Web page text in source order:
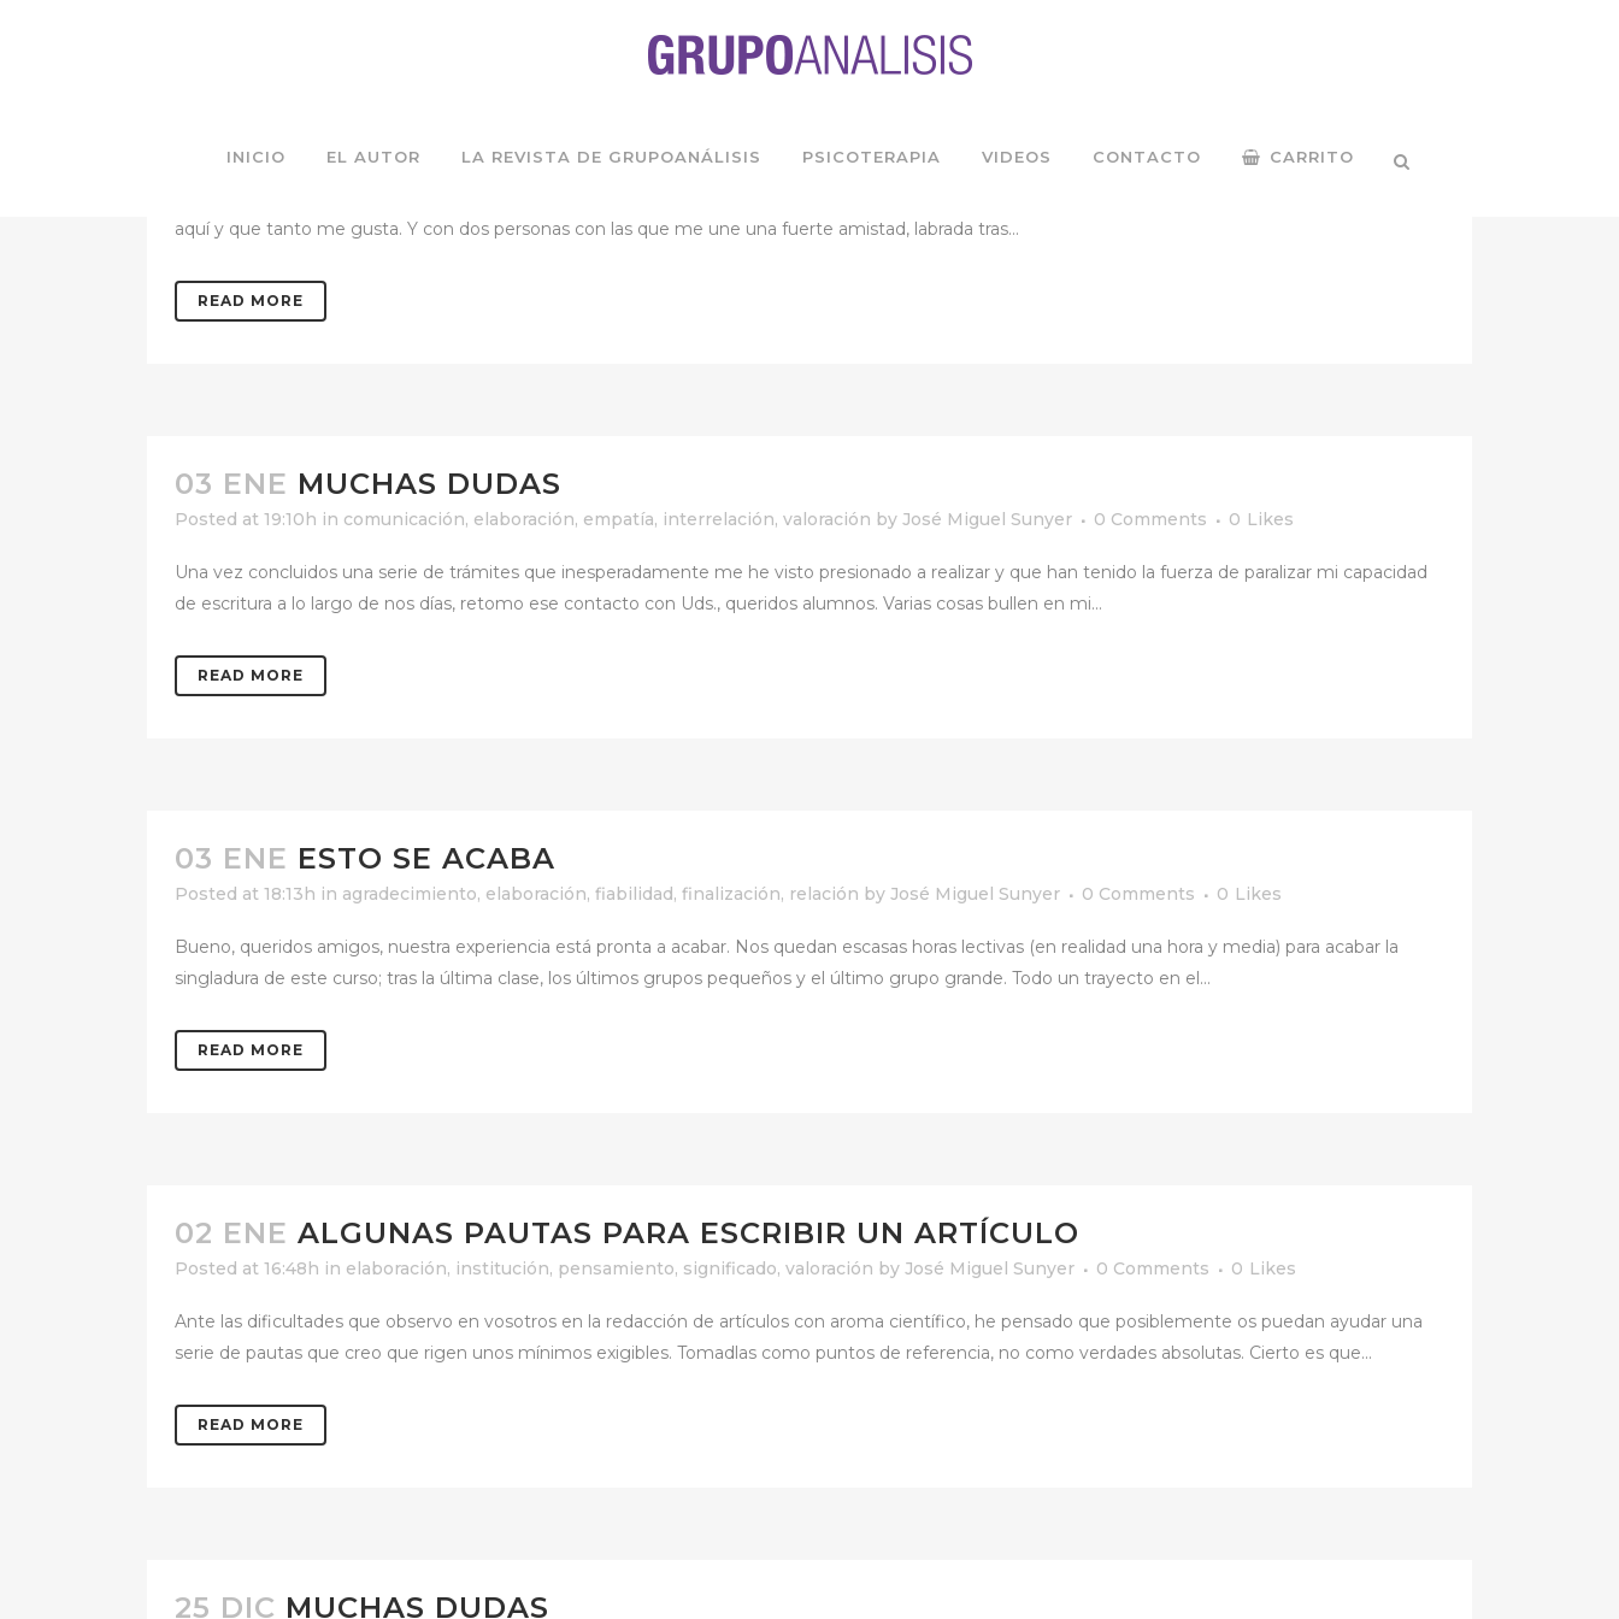
INICIO EL AUTOR LA REVISTA DE GRUPOANÁLISIS PSICOTERAPIA VIDEOS CONTACTO CARRITO
José Miguel Sunyer
aquí y que tanto me gusta. Y con dos personas con las que me une una fuerte amistad, labrada tras...
READ MORE
03 ENE MUCHAS DUDAS
Posted at 19:10h in comunicación, elaboración, empatía, interrelación, valoración by José Miguel Sunyer 0 Comments 0 Likes
Una vez concluidos una serie de trámites que inesperadamente me he visto presionado a realizar y que han tenido la fuerza de paralizar mi capacidad
de escritura a lo largo de nos días, retomo ese contacto con Uds., queridos alumnos. Varias cosas bullen en mi...
READ MORE
03 ENE ESTO SE ACABA
Posted at 18:13h in agradecimiento, elaboración, fiabilidad, finalización, relación by José Miguel Sunyer 0 Comments 0 Likes
Bueno, queridos amigos, nuestra experiencia está pronta a acabar. Nos quedan escasas horas lectivas (en realidad una hora y media) para acabar la
singladura de este curso; tras la última clase, los últimos grupos pequeños y el último grupo grande. Todo un trayecto en el...
READ MORE
02 ENE ALGUNAS PAUTAS PARA ESCRIBIR UN ARTÍCULO
Posted at 16:48h in elaboración, institución, pensamiento, significado, valoración by José Miguel Sunyer 0 Comments 0 Likes
Ante las dificultades que observo en vosotros en la redacción de artículos con aroma científico, he pensado que posiblemente os puedan ayudar una
serie de pautas que creo que rigen unos mínimos exigibles. Tomadlas como puntos de referencia, no como verdades absolutas. Cierto es que...
READ MORE
25 DIC MUCHAS DUDAS